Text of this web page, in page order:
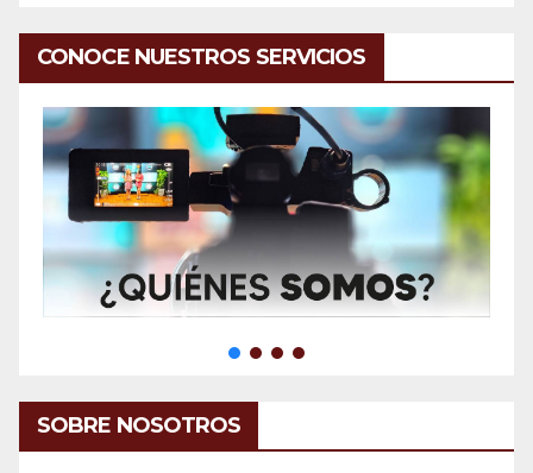
CONOCE NUESTROS SERVICIOS
SOBRE NOSOTROS